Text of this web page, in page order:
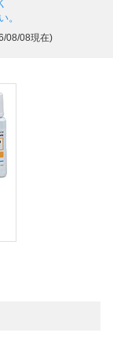
。
08/08現在)